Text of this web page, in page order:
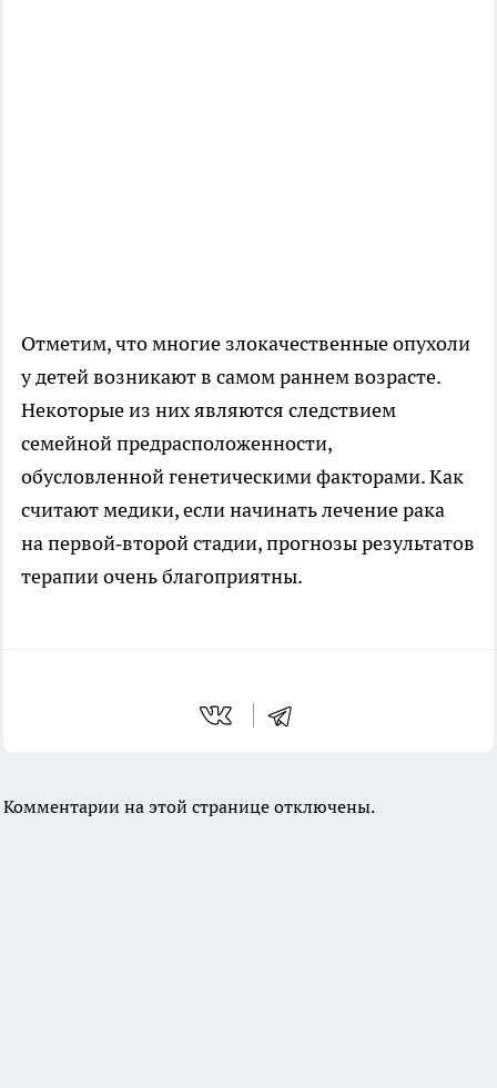
Отметим, что многие злокачественные опухоли
у детей возникают в самом раннем возрасте.
Некоторые из них являются следствием
семейной предрасположенности,
обусловленной генетическими факторами. Как
считают медики, если начинать лечение рака
на первой‑второй стадии, прогнозы результатов
терапии очень благоприятны.
Комментарии на этой странице отключены.